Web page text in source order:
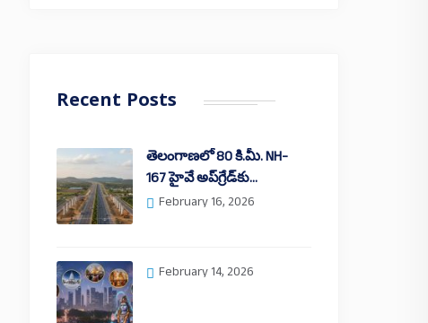
Recent Posts
తెలంగాణలో 80 కి.మీ. NH-
167 హైవే అప్‌గ్రేడ్‌కు…
February 16, 2026
February 14, 2026